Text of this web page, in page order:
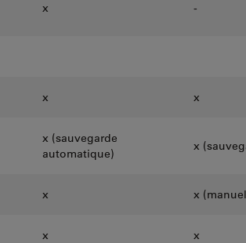
x -
x x
x (sauvegarde
automatique)
x
x x
x x